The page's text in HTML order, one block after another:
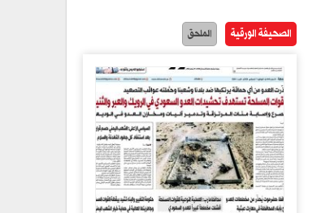
الصحيفة الورقية الملحق